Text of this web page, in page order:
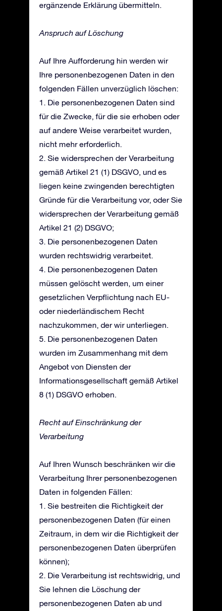
ergänzende Erklärung übermitteln.
Anspruch auf Löschung
Auf Ihre Aufforderung hin werden wir
Ihre personenbezogenen Daten in den
folgenden Fällen unverzüglich löschen:
1. Die personenbezogenen Daten sind
für die Zwecke, für die sie erhoben oder
auf andere Weise verarbeitet wurden,
nicht mehr erforderlich.
2. Sie widersprechen der Verarbeitung
gemäß Artikel 21 (1) DSGVO, und es
liegen keine zwingenden berechtigten
Gründe für die Verarbeitung vor, oder Sie
widersprechen der Verarbeitung gemäß
Artikel 21 (2) DSGVO;
3. Die personenbezogenen Daten
wurden rechtswidrig verarbeitet.
4. Die personenbezogenen Daten
müssen gelöscht werden, um einer
gesetzlichen Verpflichtung nach EU-
oder niederländischem Recht
nachzukommen, der wir unterliegen.
5. Die personenbezogenen Daten
wurden im Zusammenhang mit dem
Angebot von Diensten der
Informationsgesellschaft gemäß Artikel
8 (1) DSGVO erhoben.
Recht auf Einschränkung der
Verarbeitung
Auf Ihren Wunsch beschränken wir die
Verarbeitung Ihrer personenbezogenen
Daten in folgenden Fällen:
1. Sie bestreiten die Richtigkeit der
personenbezogenen Daten (für einen
Zeitraum, in dem wir die Richtigkeit der
personenbezogenen Daten überprüfen
können);
2. Die Verarbeitung ist rechtswidrig, und
Sie lehnen die Löschung der
personenbezogenen Daten ab und